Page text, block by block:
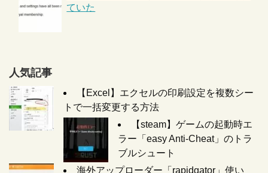
ていた
人気記事
【Excel】エクセルの印刷設定を複数シー
トで一括変更する方法
【steam】ゲームの起動時エ
ラー「easy Anti-Cheat」のトラ
ブルシュート
海外アップローダー「rapidgator」使い